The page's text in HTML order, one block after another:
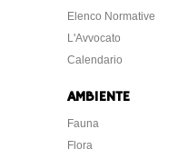
Elenco Normative
L'Avvocato
Calendario
AMBIENTE
Fauna
Flora